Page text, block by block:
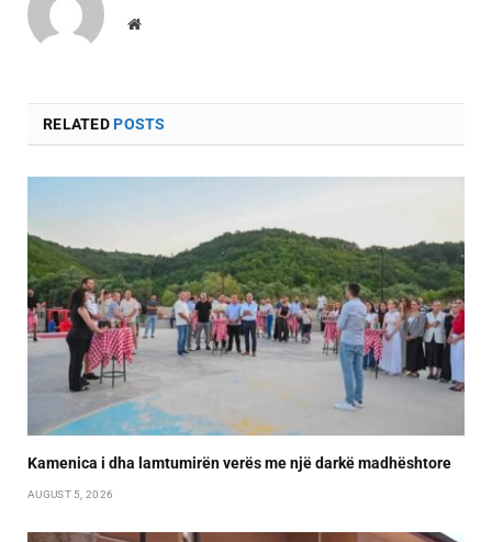
Website
RELATEDPOSTS
Kamenica i dha lamtumirën verës me një darkë madhështore
AUGUST 5, 2026